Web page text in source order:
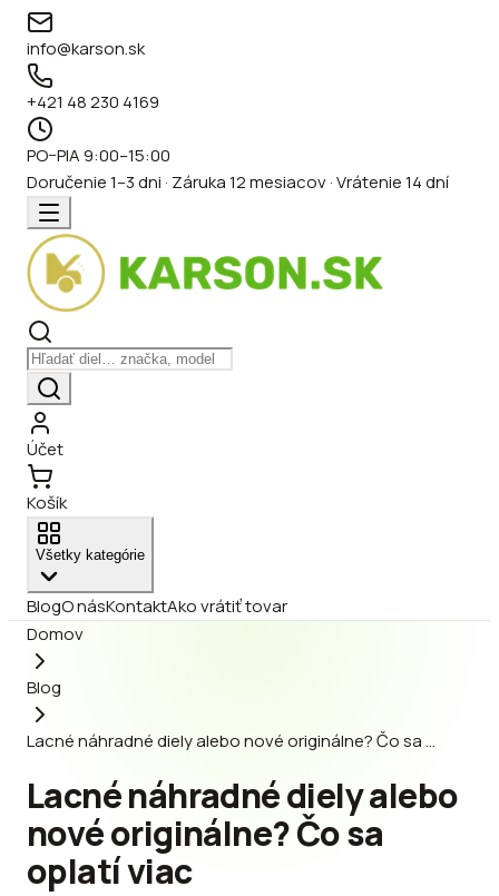
info@karson.sk
+421 48 230 4169
PO–PIA 9:00–15:00
Doručenie 1–3 dni · Záruka 12 mesiacov · Vrátenie 14 dní
Účet
Košík
Všetky kategórie
BlogO násKontaktAko vrátiť tovar
Domov
Blog
Lacné náhradné diely alebo nové originálne? Čo sa …
Lacné náhradné diely alebo
nové originálne? Čo sa
oplatí viac